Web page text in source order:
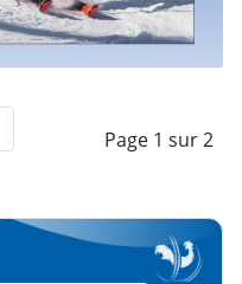
Page 1 sur 2